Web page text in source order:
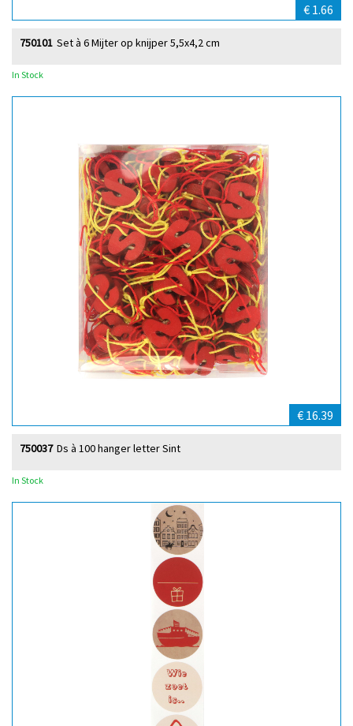
€ 1.66
Set à 6 Mijter op knijper 5,5x4,2 cm
750101
In Stock
€ 16.39
Ds à 100 hanger letter Sint
750037
In Stock